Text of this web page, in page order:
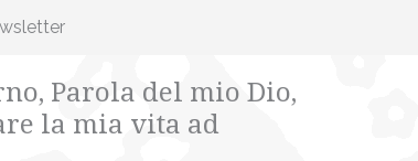
Parola del mio Dio,
la mia vita ad